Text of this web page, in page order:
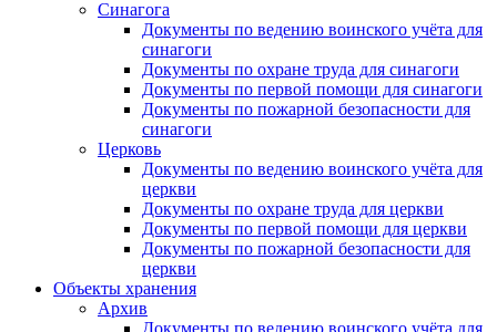
Синагога
Документы по ведению воинского учёта для
синагоги
Документы по охране труда для синагоги
Документы по первой помощи для синагоги
Документы по пожарной безопасности для
синагоги
Церковь
Документы по ведению воинского учёта для
церкви
Документы по охране труда для церкви
Документы по первой помощи для церкви
Документы по пожарной безопасности для
церкви
Объекты хранения
Архив
Документы по ведению воинского учёта для